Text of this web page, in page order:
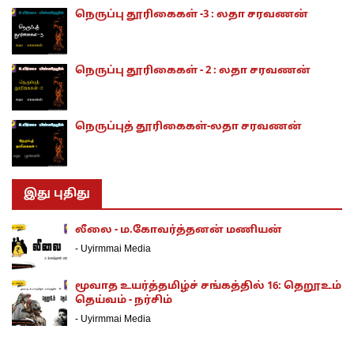
நெருப்பு தூரிகைகள் -3 : லதா சரவணன்
நெருப்பு தூரிகைகள் - 2 : லதா சரவணன்
நெருப்புத் தூரிகைகள்-லதா சரவணன்
இது புதிது
லீலை - ம.கோவர்த்தனன் மணியன்
- Uyirmmai Media
மூவாத உயர்த்தமிழ்ச் சங்கத்தில் 16: தெறூஉம்
தெய்வம் - நர்சிம்
- Uyirmmai Media